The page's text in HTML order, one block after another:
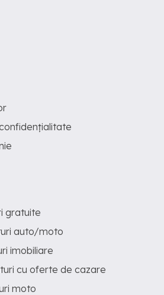
gratuite
auto/moto
imobiliare
cu oferte de cazare
moto